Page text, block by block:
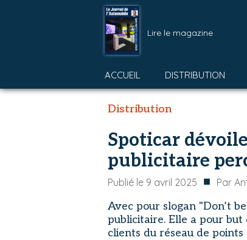
Lire le magazine
ACCUEIL DISTRIBUTION
Distribution
Spoticar
publicitaire
Publié le 9 avril 2025 ■ Par
Avec pour slogan "Don’t
publicitaire. Elle a pour
clients du réseau de